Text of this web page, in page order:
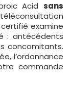
Acid sans
examine
: antécédents
concomitants.
l’ordonnance
commande